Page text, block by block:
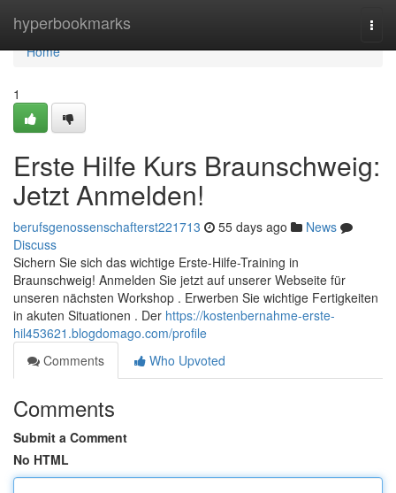
hyperbookmarks
Home
Home
1
Erste Hilfe Kurs Braunschweig:
Jetzt Anmelden!
berufsgenossenschafterst221713 55 days ago
News
Discuss
Sichern Sie sich das wichtige Erste-Hilfe-Training in
Braunschweig! Anmelden Sie jetzt auf unserer Webseite für
unseren nächsten Workshop . Erwerben Sie wichtige Fertigkeiten
in akuten Situationen . Der https://kostenbernahme-erste-
hil453621.blogdomago.com/profile
Comments
Who Upvoted
Comments
Submit a Comment
No HTML